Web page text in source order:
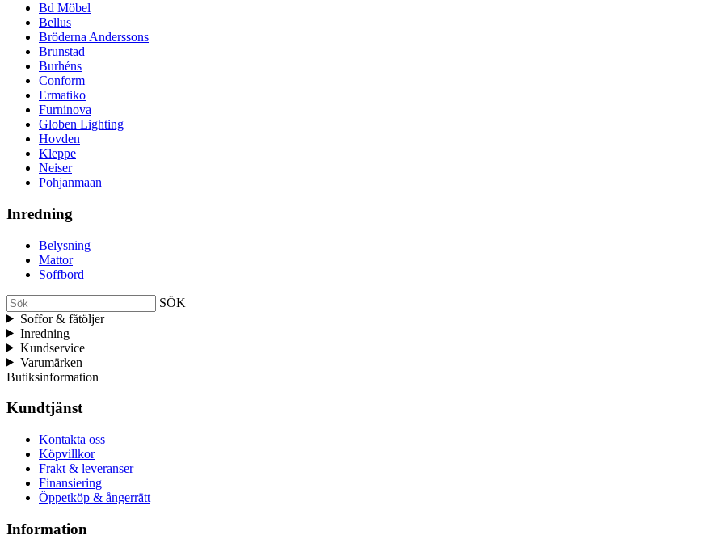
Bd Möbel
Bellus
Bröderna Anderssons
Brunstad
Burhéns
Conform
Ermatiko
Furninova
Globen Lighting
Hovden
Kleppe
Neiser
Pohjanmaan
Inredning
Belysning
Mattor
Soffbord
SÖK
Soffor & fåtöljer
Inredning
Kundservice
Varumärken
Butiksinformation
Kundtjänst
Kontakta oss
Köpvillkor
Frakt & leveranser
Finansiering
Öppetköp & ångerrätt
Information